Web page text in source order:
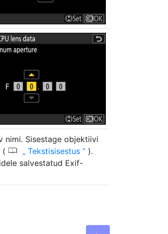
nimi. Sisestage objektiivi
( 0 Tekstisisestus
).
salvestatud Exif-